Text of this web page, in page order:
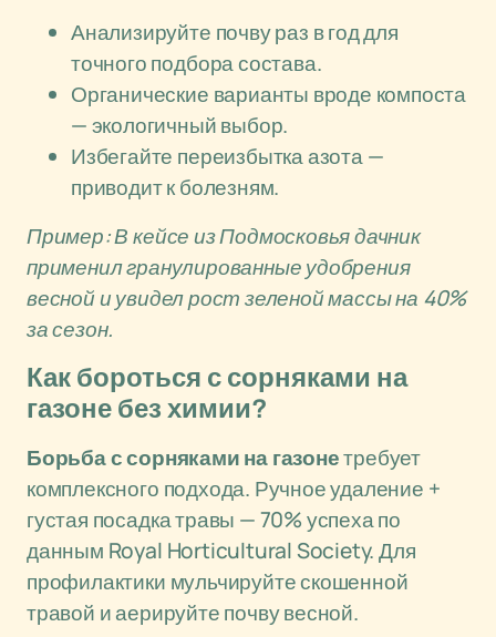
Анализируйте почву раз в год для
точного подбора состава.
Органические варианты вроде компоста
— экологичный выбор.
Избегайте переизбытка азота —
приводит к болезням.
Пример: В кейсе из Подмосковья дачник
применил гранулированные удобрения
весной и увидел рост зеленой массы на 40%
за сезон.
Как бороться с сорняками на
газоне без химии?
Борьба с сорняками на газонетребует
комплексного подхода. Ручное удаление +
густая посадка травы — 70% успеха по
данным Royal Horticultural Society. Для
профилактики мульчируйте скошенной
травой и аерируйте почву весной.